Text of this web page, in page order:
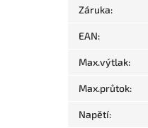
Záruka:
EAN:
Max.výtlak:
Max.průtok:
Napětí: